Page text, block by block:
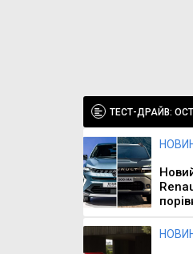
ТЕСТ-ДРАЙВ: